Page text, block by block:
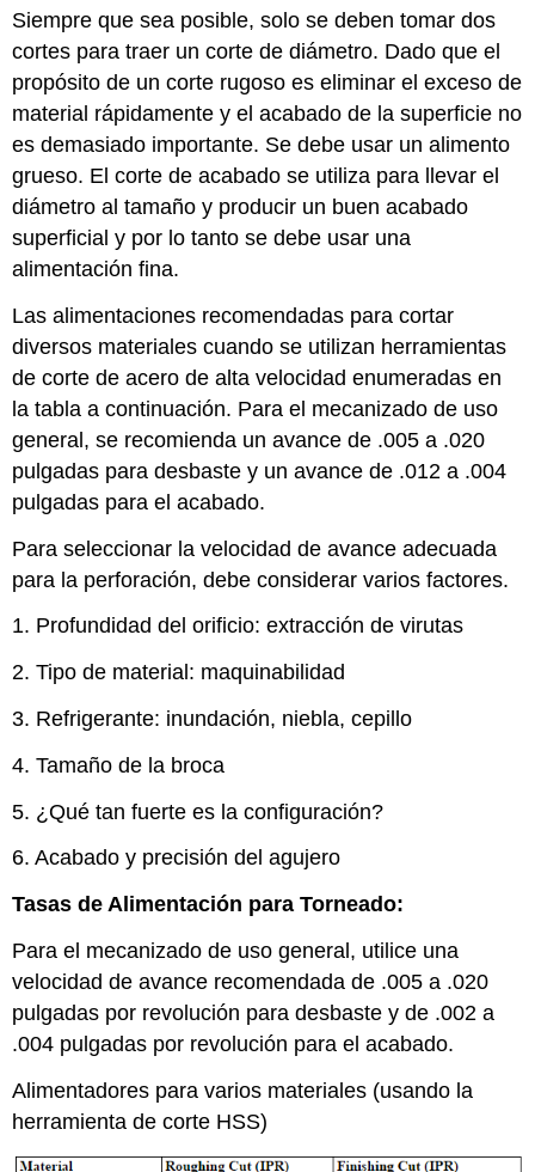
Siempre que sea posible, solo se deben tomar dos
cortes para traer un corte de diámetro. Dado que el
propósito de un corte rugoso es eliminar el exceso de
material rápidamente y el acabado de la superficie no
es demasiado importante. Se debe usar un alimento
grueso. El corte de acabado se utiliza para llevar el
diámetro al tamaño y producir un buen acabado
superficial y por lo tanto se debe usar una
alimentación fina.
Las alimentaciones recomendadas para cortar
diversos materiales cuando se utilizan herramientas
de corte de acero de alta velocidad enumeradas en
la tabla a continuación. Para el mecanizado de uso
general, se recomienda un avance de .005 a .020
pulgadas para desbaste y un avance de .012 a .004
pulgadas para el acabado.
Para seleccionar la velocidad de avance adecuada
para la perforación, debe considerar varios factores.
1. Profundidad del orificio: extracción de virutas
2. Tipo de material: maquinabilidad
3. Refrigerante: inundación, niebla, cepillo
4. Tamaño de la broca
5. ¿Qué tan fuerte es la configuración?
6. Acabado y precisión del agujero
Tasas de Alimentación para Torneado:
Para el mecanizado de uso general, utilice una
velocidad de avance recomendada de .005 a .020
pulgadas por revolución para desbaste y de .002 a
.004 pulgadas por revolución para el acabado.
Alimentadores para varios materiales (usando la
herramienta de corte HSS)